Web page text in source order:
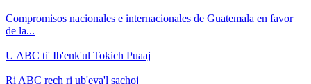
Compromisos nacionales e internacionales de Guatemala en favor
de la...
U ABC ti' Ib'enk'ul Tokich Puaaj
Ri ABC rech ri ub'eya'l sachoj